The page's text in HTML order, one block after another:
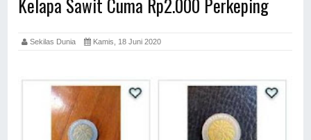
Sekilas Dunia Kamis, 18 Juni 2020